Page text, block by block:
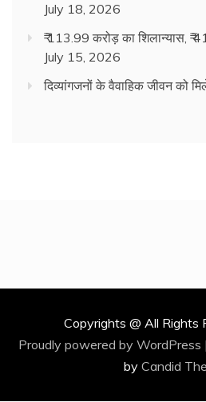
July 18, 2026
₹ 113.99 करोड़ का शिलान्यास, ₹
July 15, 2026
दिव्यांगजनों के वैवाहिक जीवन को
Copyrights @ All Rights
Proudly powered by WordPress |
by Candid